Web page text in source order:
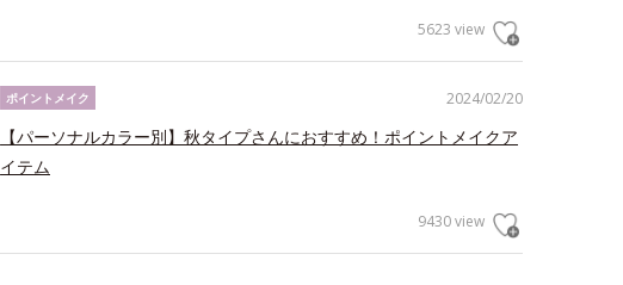
5623 view
2024/02/20
ポイントメイク
【パーソナルカラー別】秋タイプさんにおすすめ！ポイントメイクア
イテム
9430 view